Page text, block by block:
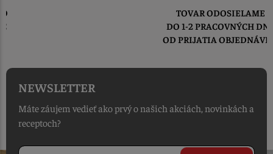
TOVAR ODOSIELAME
DO 1-2 PRACOVNÝCH DNÍ
OD PRIJATIA OBJEDNÁVKY
NEWSLETTER
Máte záujem vedieť ako prvý o našich akciách, novinkách a
receptoch?